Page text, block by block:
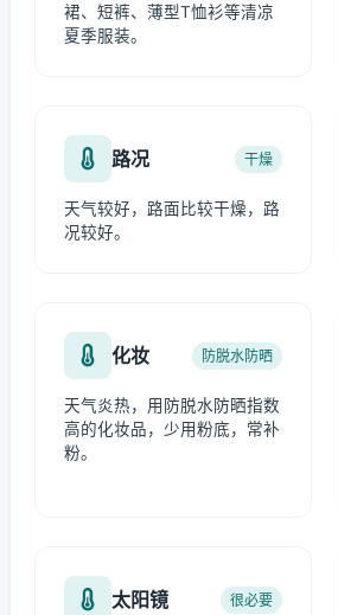
裙、短裤、薄型T恤衫等清凉
夏季服装。
路况 干燥
天气较好，路面比较干燥，路
况较好。
化妆 防脱水防晒
天气炎热，用防脱水防晒指数
高的化妆品，少用粉底，常补
粉。
太阳镜 很必要